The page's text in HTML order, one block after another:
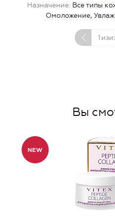
Назначение Все типы
Омоложение,
1
Вы